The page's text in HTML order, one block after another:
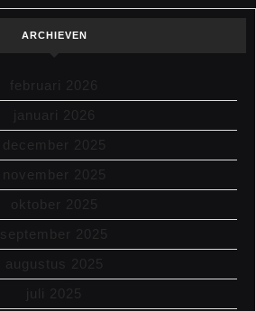
ARCHIEVEN
februari 2026
januari 2026
december 2025
november 2025
oktober 2025
september 2025
augustus 2025
juli 2025